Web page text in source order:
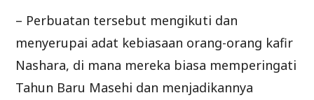
– Perbuatan tersebut mengikuti dan
menyerupai adat kebiasaan orang-orang kafir
Nashara, di mana mereka biasa memperingati
Tahun Baru Masehi dan menjadikannya